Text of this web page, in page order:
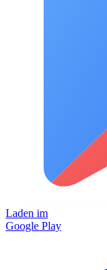
Laden im
Google Play